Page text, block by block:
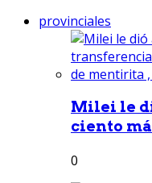
provinciales
Milei le
ciento
0